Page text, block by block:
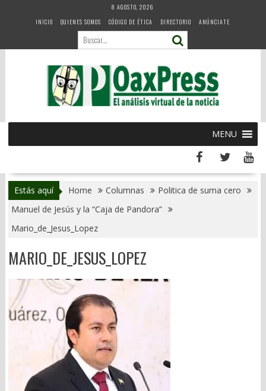
8 AGOSTO, 2026
INICIO
QUIENES SOMOS CÓDIGO DE ÉTICA DIRECTORIO ANÚNCIATE
MENU
Estás aquí Home Columnas
Politica de suma cero
Manuel de Jesús y la “Caja de Pandora”
Mario_de_Jesus_Lopez
MARIO_DE_JESUS_LOPEZ